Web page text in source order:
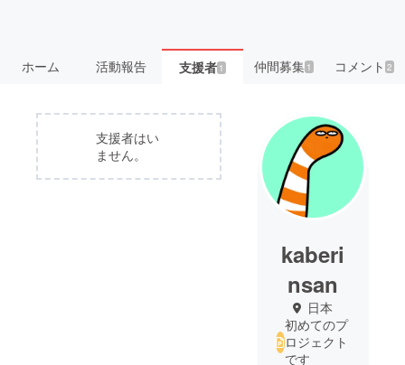
ホーム 活動報告 支援者 1 仲間募集 1 コメント2
支援者はい
ません。
kaberi
nsan
日本
初めてのプ
ロジェクト
です